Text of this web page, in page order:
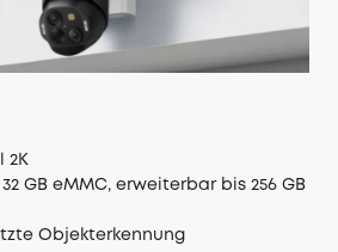
2K
GB eMMC, erweiterbar bis 256 GB
Objekterkennung